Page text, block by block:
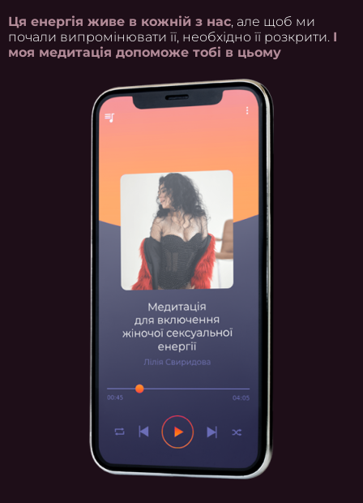
Ця енергія живе в кожній з нас, але щоб ми
почали випромінювати її, необхідно її розкрити. І
моя медитація допоможе тобі в цьому